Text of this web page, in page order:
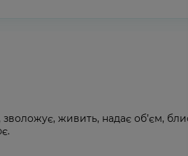
зволожує, живить, надає об’єм,